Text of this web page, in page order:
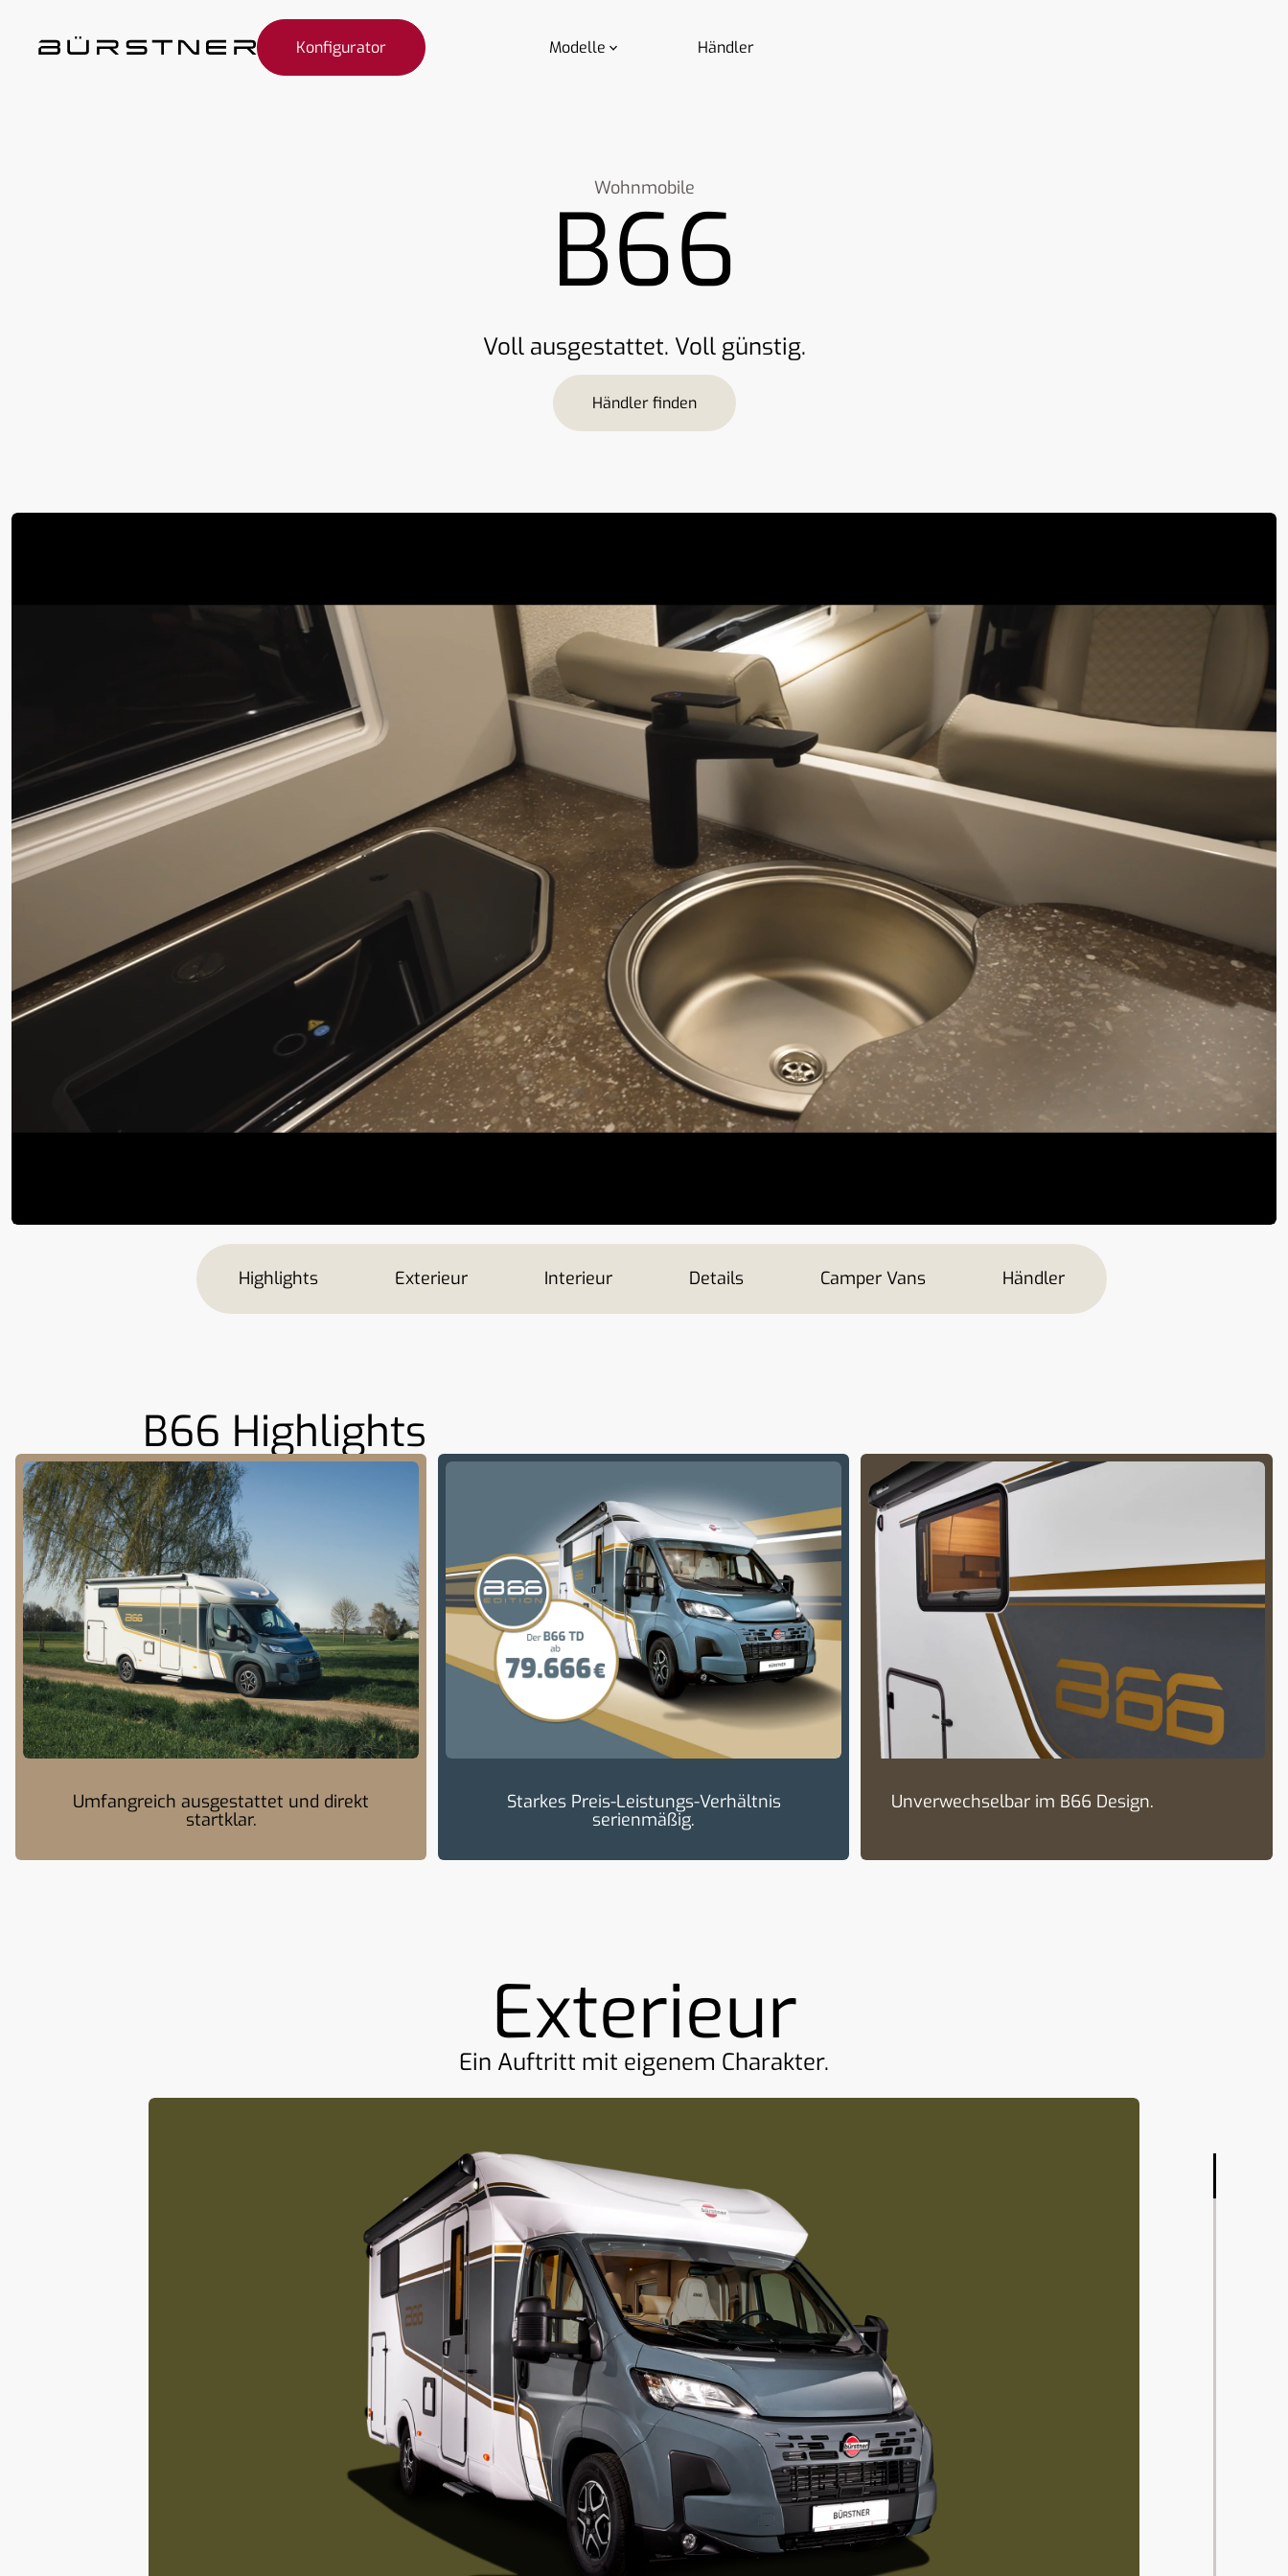
Modelle Händler
Konfigurator
Wohnmobile
B66
Voll ausgestattet. Voll günstig.
Händler finden
Highlights Exterieur Interieur Details Camper Vans Händler
B66 Highlights
Umfangreich ausgestattet und direkt
startklar.
Starkes Preis-Leistungs-Verhältnis
serienmäßig.
Unverwechselbar im B66 Design.
Exterieur
Ein Auftritt mit eigenem Charakter.